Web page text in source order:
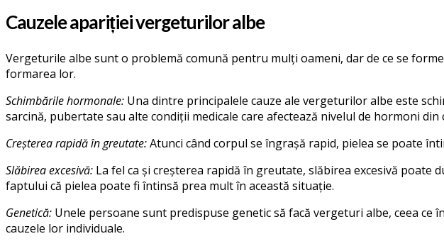
Cauzele apariției vergeturilor albe
Vergeturile albe sunt o problemă comună pentru mulți oameni, dar de ce se
formarea lor.
Schimbările hormonale: Una dintre principalele cauze ale vergeturilor albe este
sarcină, pubertate sau alte condiții medicale care afectează nivelul de hormoni din
Creșterea rapidă în greutate:Atunci când corpul se îngrașă rapid, pielea se poate
Slăbirea excesivă: La fel ca și creșterea rapidă în greutate, slăbirea excesivă poate
faptului că pielea poate fi întinsă prea mult în această situație.
Genetică: Unele persoane sunt predispuse genetic să facă vergeturi albe, ceea ce
cauzele lor individuale.